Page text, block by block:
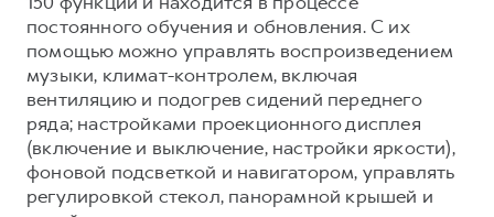
постоянного обучения и обновления. С их
помощью можно управлять воспроизведением
музыки, климат-контролем, включая
вентиляцию и подогрев сидений переднего
ряда; настройками проекционного дисплея
(включение и выключение, настройки яркости),
фоновой подсветкой и навигатором, управлять
регулировкой стекол, панорамной крышей и